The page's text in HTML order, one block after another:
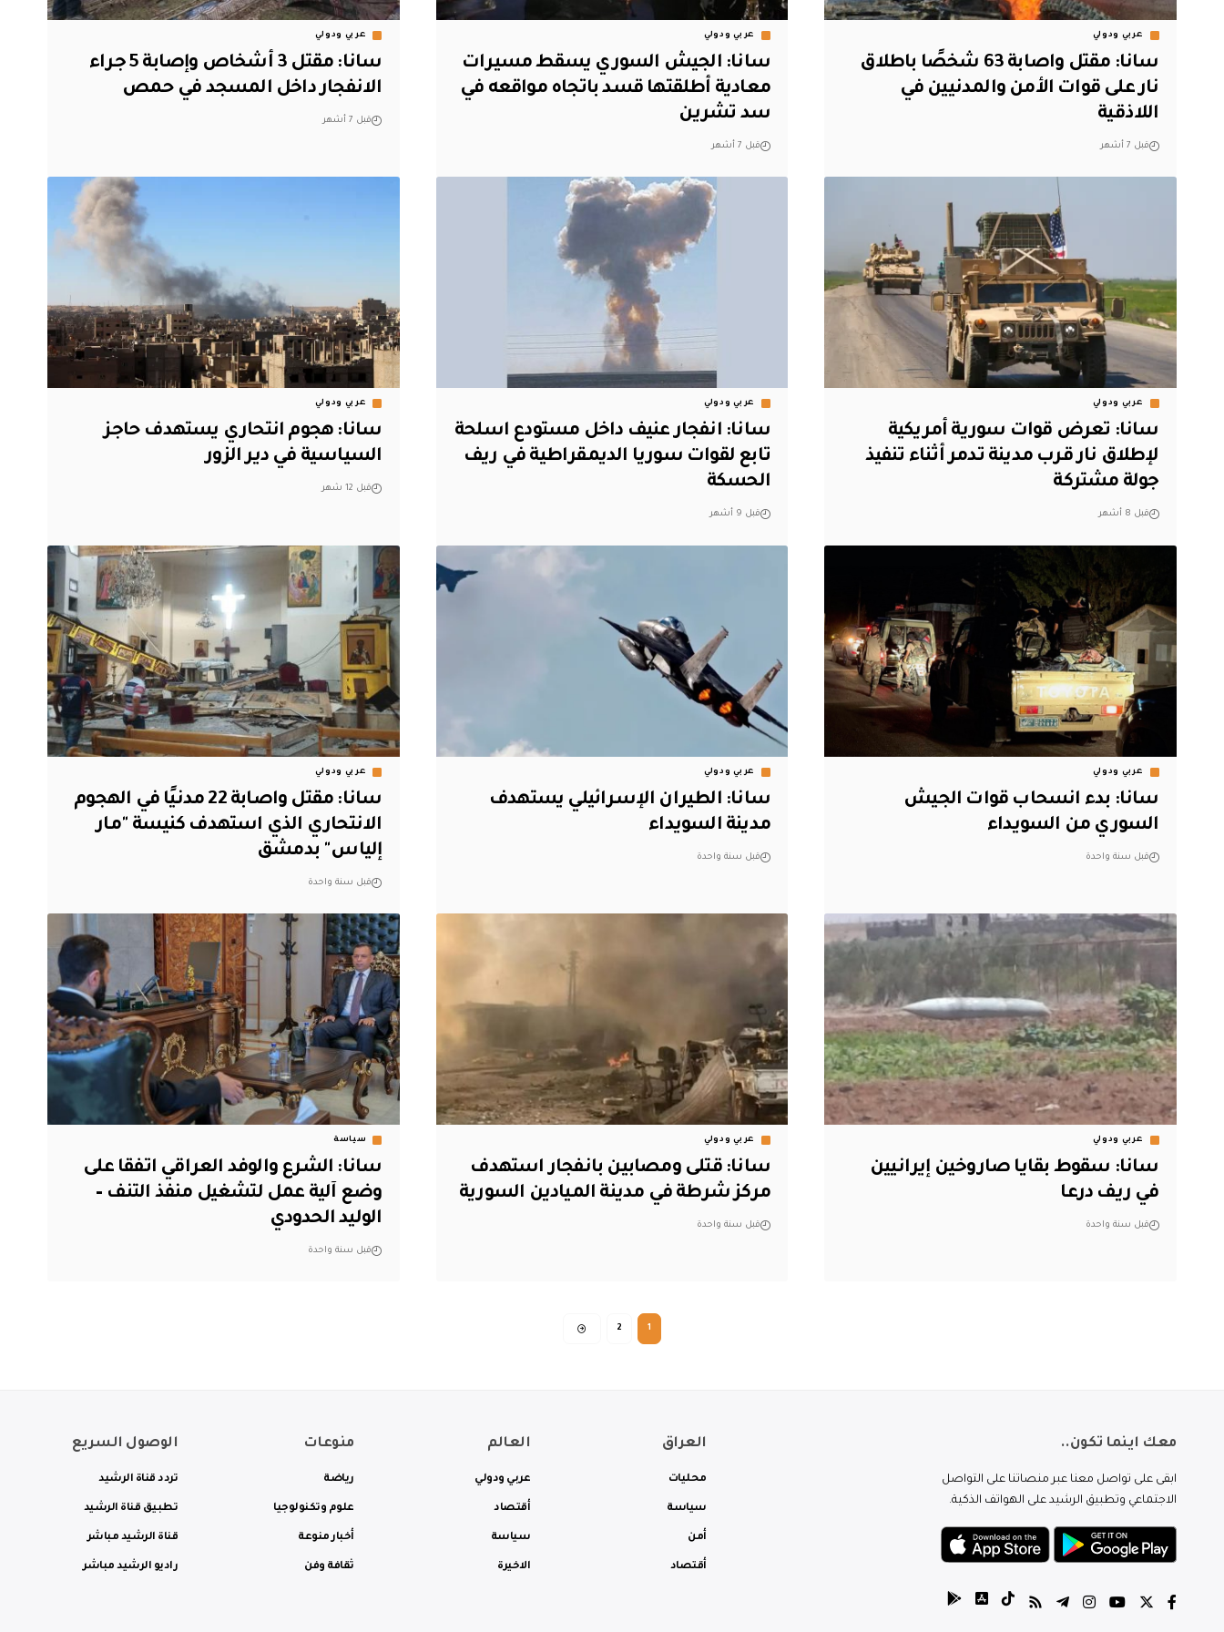
عربي ودولي
سانا: مقتل واصابة 63 شخصًا باطلاق
نار على قوات الأمن والمدنيين في
اللاذقية
قبل 7 أشهر
عربي ودولي
سانا: الجيش السوري يسقط مسيرات
معادية أطلقتها قسد باتجاه مواقعه في
سد تشرين
قبل 7 أشهر
عربي ودولي
سانا: مقتل 3 أشخاص وإصابة 5 جراء
الانفجار داخل المسجد في حمص
قبل 7 أشهر
عربي ودولي
سانا: تعرض قوات سورية أمريكية
لإطلاق نار قرب مدينة تدمر أثناء تنفيذ
جولة مشتركة
قبل 8 أشهر
عربي ودولي
سانا: انفجار عنيف داخل مستودع اسلحة
تابع لقوات سوريا الديمقراطية في ريف
الحسكة
قبل 9 أشهر
عربي ودولي
سانا: هجوم انتحاري يستهدف حاجز
السياسية في دير الزور
قبل 12 شهر
عربي ودولي
سانا: بدء انسحاب قوات الجيش
السوري من السويداء
قبل سنة واحدة
عربي ودولي
سانا: الطيران الإسرائيلي يستهدف
مدينة السويداء
قبل سنة واحدة
عربي ودولي
سانا: مقتل واصابة 22 مدنيًا في الهجوم
الانتحاري الذي استهدف كنيسة "مار
إلياس" بدمشق
قبل سنة واحدة
عربي ودولي
سانا: سقوط بقايا صاروخين إيرانيين
في ريف درعا
قبل سنة واحدة
عربي ودولي
سانا: قتلى ومصابين بانفجار استهدف
مركز شرطة في مدينة الميادين السورية
قبل سنة واحدة
سياسة
سانا: الشرع والوفد العراقي اتفقا على
وضع آلية عمل لتشغيل منفذ التنف –
الوليد الحدودي
قبل سنة واحدة
1
2
معك اينما تكون..
ابقى على تواصل معنا عبر منصاتنا على التواصل
الاجتماعي وتطبيق الرشيد على الهواتف الذكية.
العراق
محليات
سياسة
أمن
أقتصاد
العالم
عربي ودولي
أقتصاد
سياسة
الاخيرة
منوعات
رياضة
علوم وتكنولوجيا
أخبار منوعة
ثقافة وفن
الوصول السريع
تردد قناة الرشيد
تطبيق قناة الرشيد
قناة الرشيد مباشر
راديو الرشيد مباشر